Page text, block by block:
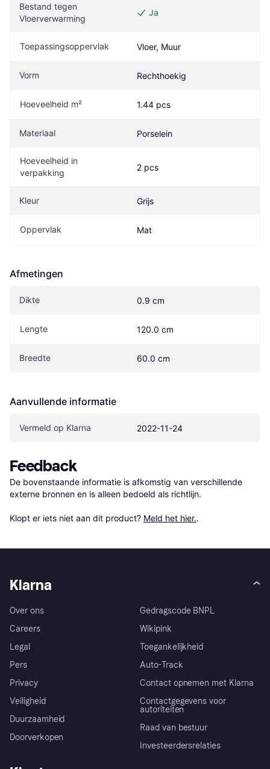
Bestand tegen
Vloerverwarming
Ja
Toepassingsoppervlak Vloer, Muur
Vorm Rechthoekig
Hoeveelheid m² 1.44 pcs
Materiaal Porselein
Hoeveelheid in
verpakking
2 pcs
Kleur Grijs
Oppervlak Mat
Afmetingen
Dikte 0.9 cm
Lengte 120.0 cm
Breedte 60.0 cm
Aanvullende informatie
Vermeld op Klarna 2022-11-24
Feedback
De bovenstaande informatie is afkomstig van verschillende
externe bronnen en is alleen bedoeld als richtlijn.
Klopt er iets niet aan dit product? Meld het hier..
Klarna
Over ons
Careers
Legal
Pers
Privacy
Veiligheid
Duurzaamheid
Doorverkopen
Gedragscode BNPL
Wikipink
Toegankelijkheid
Auto-Track
Contact opnemen met Klarna
Contactgegevens voor
autoriteiten
Raad van bestuur
Investeerdersrelaties